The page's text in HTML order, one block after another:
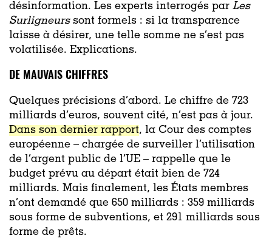
désinformation. Les experts interrogés par Les
Surligneurssont formels : si la transparence
laisse à désirer, une telle somme ne s’est pas
volatilisée. Explications.
DE MAUVAIS CHIFFRES
Quelques précisions d’abord. Le chiffre de 723
milliards d’euros, souvent cité, n’est pas à jour.
Dans son dernier rapport, la Cour des comptes
européenne – chargée de surveiller l’utilisation
de l’argent public de l’UE – rappelle que le
budget prévu au départ était bien de 724
milliards. Mais finalement, les États membres
n’ont demandé que 650 milliards : 359 milliards
sous forme de subventions, et 291 milliards sous
forme de prêts.